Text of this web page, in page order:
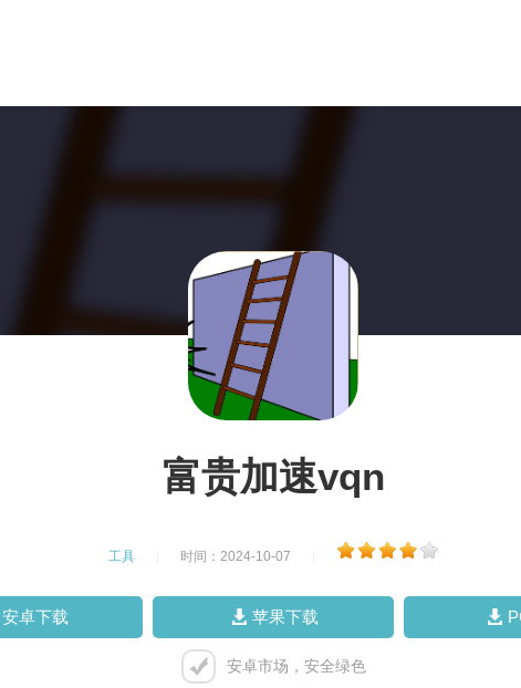
富贵加速vqn
工具 时间：2024-10-07
安卓下载 苹果下载
安卓市场，安全绿色